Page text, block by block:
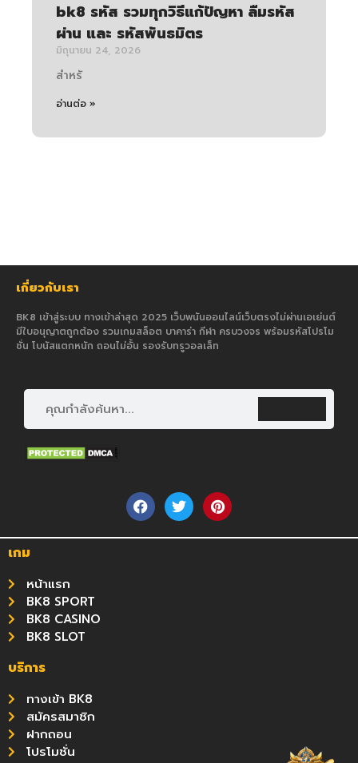
bk8 รหัส รวมทุกวิธีแก้ปัญหา ลืมรหัส
ผ่าน และ รหัสพันธมิตร
มิถุนายน 24, 2026
สำหรั
อ่านต่อ »
เกี่ยวกับเรา
BK8 เข้าสู่ระบบ ทางเข้าล่าสุด 2025 เว็บพนันออนไลน์เว็บตรงไม่ผ่านเอเย่นต์
มีใบอนุญาตถูกต้อง รวมเกมสล็อต บาคาร่า กีฬา ครบวงจร พร้อมรหัสโปรโม
ชั่น โบนัสแตกหนัก ถอนไม่อั้น รองรับทรูวอลเล็ท
เกม
หน้าแรก
BK8 SPORT
BK8 CASINO
BK8 SLOT
บริการ
ทางเข้า BK8
สมัครสมาชิก
ฝากถอน
โปรโมชั่น